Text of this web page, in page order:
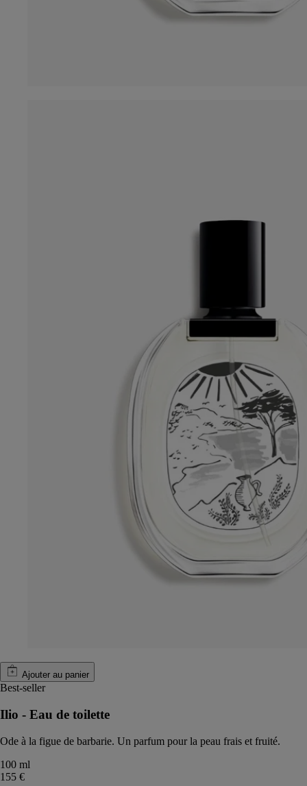
Ajouter au panier
Best-seller
Ilio - Eau de toilette
Ode à la figue de barbarie. Un parfum pour la peau frais et fruité.
100 ml
155 €